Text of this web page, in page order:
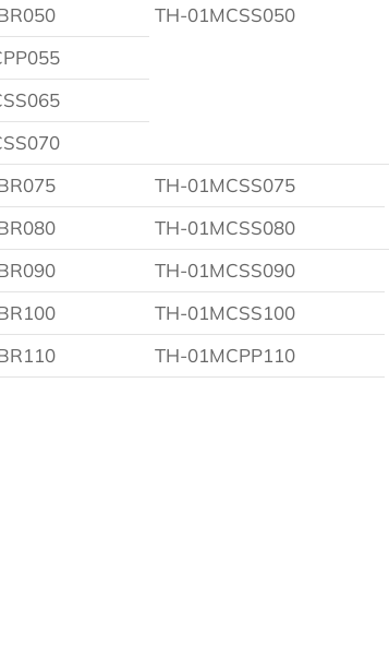
TH-01MCSS050
TH-01MCSS075
TH-01MCSS080
TH-01MCSS090
TH-01MCSS100
TH-01MCPP110